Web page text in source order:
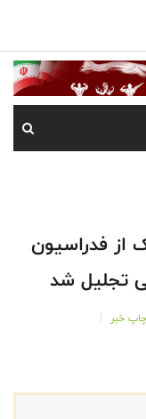
از فدراسیون
تجلیل شد
چاپ خبر